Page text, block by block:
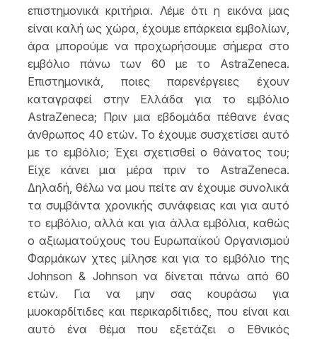
επιστημονικά κριτήρια. Λέμε ότι η εικόνα μας
είναι καλή ως χώρα, έχουμε επάρκεια εμβολίων,
άρα μπορούμε να προχωρήσουμε σήμερα στο
εμβόλιο πάνω των 60 με το AstraZeneca.
Επιστημονικά, ποιες παρενέργειες έχουν
καταγραφεί στην Ελλάδα για το εμβόλιο
AstraZeneca; Πριν μια εβδομάδα πέθανε ένας
άνθρωπος 40 ετών. Το έχουμε συσχετίσει αυτό
με το εμβόλιο; Έχει σχετισθεί ο θάνατος του;
Είχε κάνει μια μέρα πριν το AstraZeneca.
Δηλαδή, θέλω να μου πείτε αν έχουμε συνολικά
τα συμβάντα χρονικής συνάφειας και για αυτό
το εμβόλιο, αλλά και για άλλα εμβόλια, καθώς
ο αξιωματούχους του Ευρωπαϊκού Οργανισμού
Φαρμάκων χτες μίλησε και για το εμβόλιο της
Johnson & Johnson να δίνεται πάνω από 60
ετών. Για να μην σας κουράσω για
μυοκαρδίτιδες και περικαρδίτιδες, που είναι και
αυτό ένα θέμα που εξετάζει ο Εθνικός